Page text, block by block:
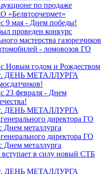
по продаже
«Белвторчермет»
9 мая - Днем победы!
проведен конкурс
мастерства газорезчиков
- ломовозов ГО
Новым годом и Рождеством
г. ДЕНЬ МЕТАЛЛУРГА
23 февраля - Днем
г. ДЕНЬ МЕТАЛЛУРГА
директора ГО
Днем металлурга
директора ГО
Днем металлурга
вступает в силу новый СТБ
г. ДЕНЬ МЕТАЛЛУРГА